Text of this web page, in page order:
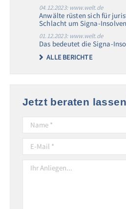
04.12.2023: www.welt.de
Anwälte rüsten sich für
Schlacht um Signa-
01.12.2023: www.welt.de
Das bedeutet die Signa-
ALLE BERICHTE
Jetzt beraten